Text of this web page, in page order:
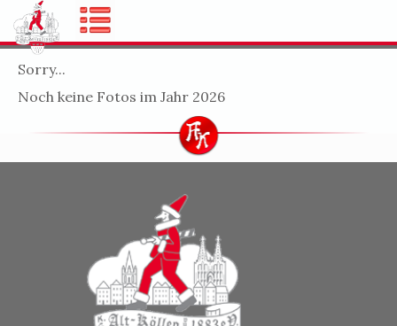
Sorry...
Noch keine Fotos im Jahr 2026